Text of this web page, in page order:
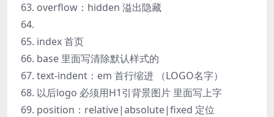
overflow：hidden 溢出隐藏
index 首页
base 里面写清除默认样式的
text-indent：em 首行缩进 （LOGO名字）
以后logo 必须用H1引背景图片 里面写上字
position：relative|absolute|fixed 定位